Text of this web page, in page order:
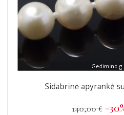
Gedimino g.
Sidabrinė apyrankė
140,00 € -